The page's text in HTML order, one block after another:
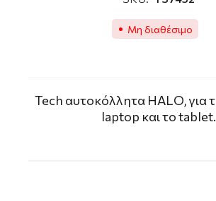
Μη διαθέσιμο
Tech αυτοκόλλητα HALO, για
laptop και το tablet.